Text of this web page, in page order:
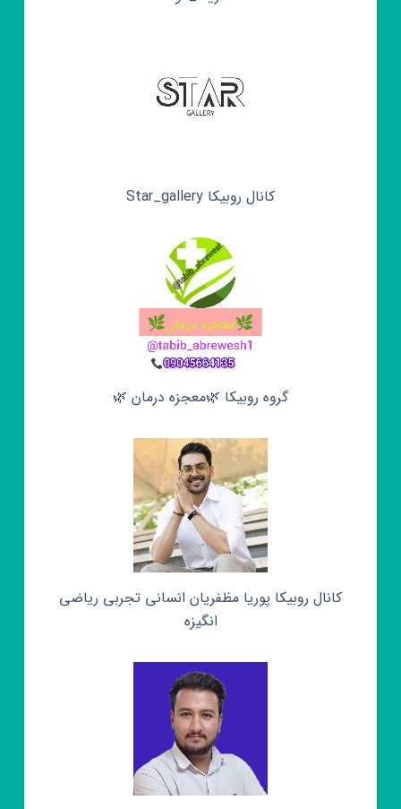
کانال روبیکا Star_gallery
گروه روبیکا 🌿معجزه درمان 🌿
کانال روبیکا پوریا مظفریان انسانی تجربی ریاضی
انگیزه